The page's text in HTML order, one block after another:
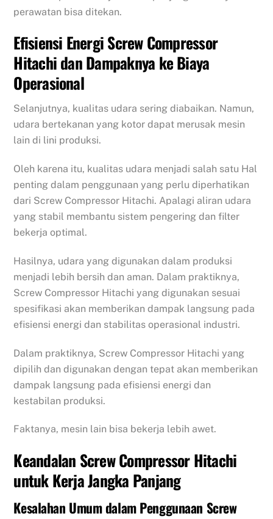
perawatan bisa ditekan.
Efisiensi Energi Screw Compressor
Hitachi dan Dampaknya ke Biaya
Operasional
Selanjutnya, kualitas udara sering diabaikan. Namun,
udara bertekanan yang kotor dapat merusak mesin
lain di lini produksi.
Oleh karena itu, kualitas udara menjadi salah satu Hal
penting dalam penggunaan yang perlu diperhatikan
dari Screw Compressor Hitachi. Apalagi aliran udara
yang stabil membantu sistem pengering dan filter
bekerja optimal.
Hasilnya, udara yang digunakan dalam produksi
menjadi lebih bersih dan aman. Dalam praktiknya,
Screw Compressor Hitachi yang digunakan sesuai
spesifikasi akan memberikan dampak langsung pada
efisiensi energi dan stabilitas operasional industri.
Dalam praktiknya, Screw Compressor Hitachi yang
dipilih dan digunakan dengan tepat akan memberikan
dampak langsung pada efisiensi energi dan
kestabilan produksi.
Faktanya, mesin lain bisa bekerja lebih awet.
Keandalan Screw Compressor Hitachi
untuk Kerja Jangka Panjang
Kesalahan Umum dalam Penggunaan Screw